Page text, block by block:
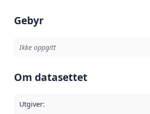
Gebyr
Ikke oppgitt
Om datasettet
Utgiver: